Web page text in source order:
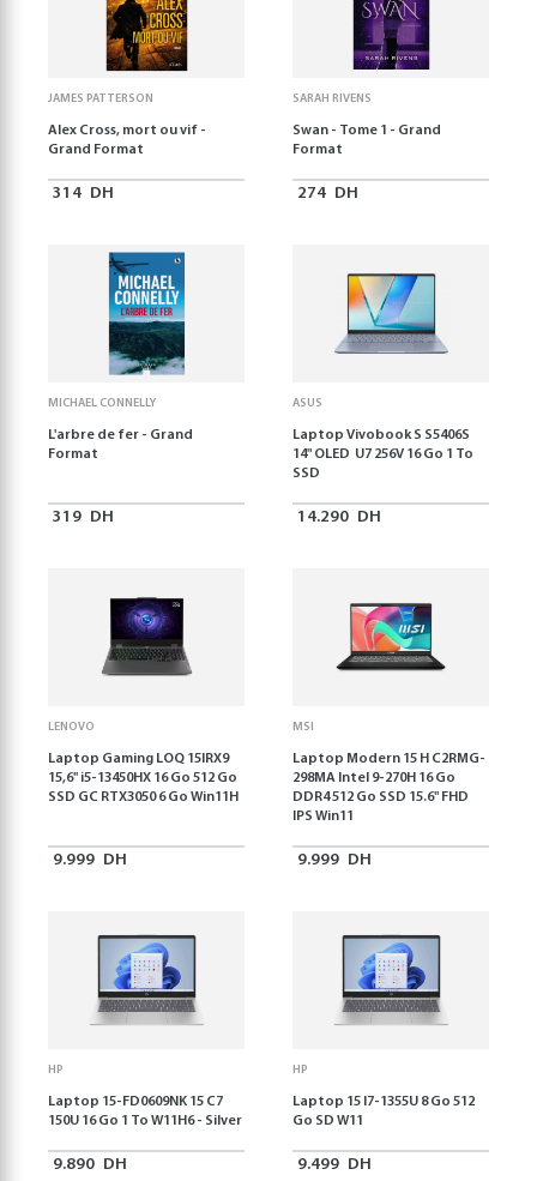
JAMES PATTERSON
Alex Cross, mort ou vif -
Grand Format
314 DH
SARAH RIVENS
Swan - Tome 1 - Grand
Format
274 DH
MICHAEL CONNELLY
L'arbre de fer - Grand
Format
319 DH
ASUS
Laptop Vivobook S S5406S
14" OLED U7 256V 16 Go 1 To
SSD
14.290 DH
LENOVO
Laptop Gaming LOQ 15IRX9
15,6'' i5-13450HX 16 Go 512 Go
SSD GC RTX3050 6 Go Win11H
9.999 DH
MSI
Laptop Modern 15 H C2RMG-
298MA Intel 9-270H 16 Go
DDR4 512 Go SSD 15.6" FHD
IPS Win11
9.999 DH
HP
Laptop 15-FD0609NK 15 C7
150U 16 Go 1 To W11H6 - Silver
9.890 DH
HP
Laptop 15 I7-1355U 8 Go 512
Go SD W11
9.499 DH